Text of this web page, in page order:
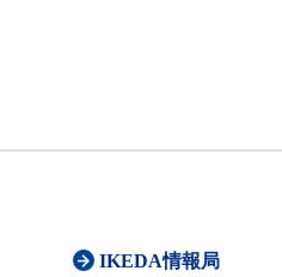
IKEDA情報局